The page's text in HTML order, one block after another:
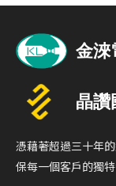
憑藉著超過三十年
保每一個客戶的獨